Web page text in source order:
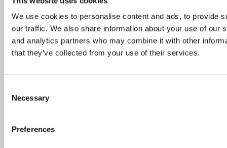
We use cookies to personalise content and ads, to provide
our traffic. We also share information about your use of our
and analytics partners who may combine it with other
that they’ve collected from your use of their services.
Selection
Necessary
Preferences
Skønne steder med udeservering i Odense
Guide: På disse danske øer kan du nyde lækker